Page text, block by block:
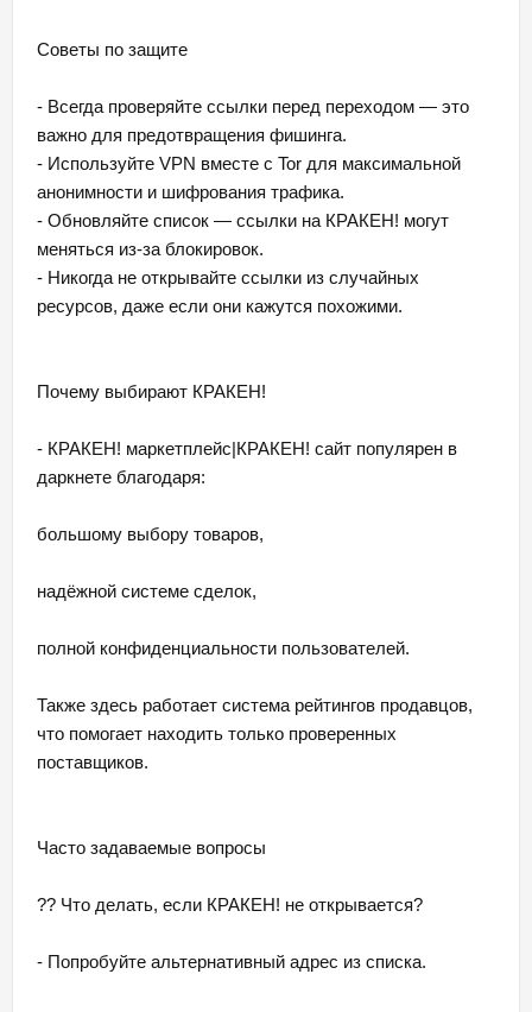
Советы по защите
- Всегда проверяйте ссылки перед переходом — это
важно для предотвращения фишинга.
- Используйте VPN вместе с Tor для максимальной
анонимности и шифрования трафика.
- Обновляйте список — ссылки на КРАКЕН! могут
меняться из-за блокировок.
- Никогда не открывайте ссылки из случайных
ресурсов, даже если они кажутся похожими.
Почему выбирают КРАКЕН!
- КРАКЕН! маркетплейс|КРАКЕН! сайт популярен в
даркнете благодаря:
большому выбору товаров,
надёжной системе сделок,
полной конфиденциальности пользователей.
Также здесь работает система рейтингов продавцов,
что помогает находить только проверенных
поставщиков.
Часто задаваемые вопросы
?? Что делать, если КРАКЕН! не открывается?
- Попробуйте альтернативный адрес из списка.